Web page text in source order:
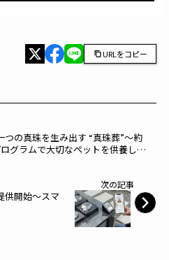
URLをコピー
つの真珠を生み出す “真珠葬”〜約
グラムで大切なペットを供養しま
次の記事
供開始～スマ